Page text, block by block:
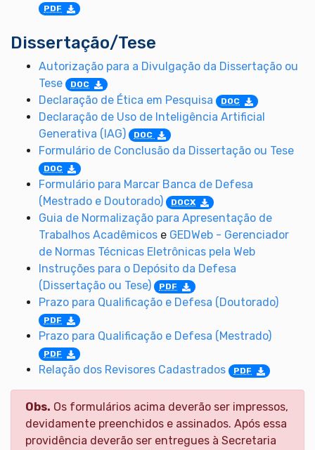
PDF
Dissertação/Tese
Autorização para a Divulgação da Dissertação ou
Tese
DOC
Declaração de Ética em Pesquisa DOC
Declaração de Uso de Inteligência Artificial
Generativa (IAG)
DOC
Formulário de Conclusão da Dissertação ou Tese
DOC
Formulário para Marcar Banca de Defesa
(Mestrado e Doutorado)
DOCX
Guia de Normalização para Apresentação de
Trabalhos Acadêmicos e GEDWeb - Gerenciador
de Normas Técnicas Eletrônicas pela Web
Instruções para o Depósito da Defesa
(Dissertação ou Tese)
PDF
Prazo para Qualificação e Defesa (Doutorado)
PDF
Prazo para Qualificação e Defesa (Mestrado)
PDF
Relação dos Revisores Cadastrados PDF
Obs. Os formulários acima deverão ser impressos,
devidamente preenchidos e assinados. Após essa
providência deverão ser entregues à Secretaria